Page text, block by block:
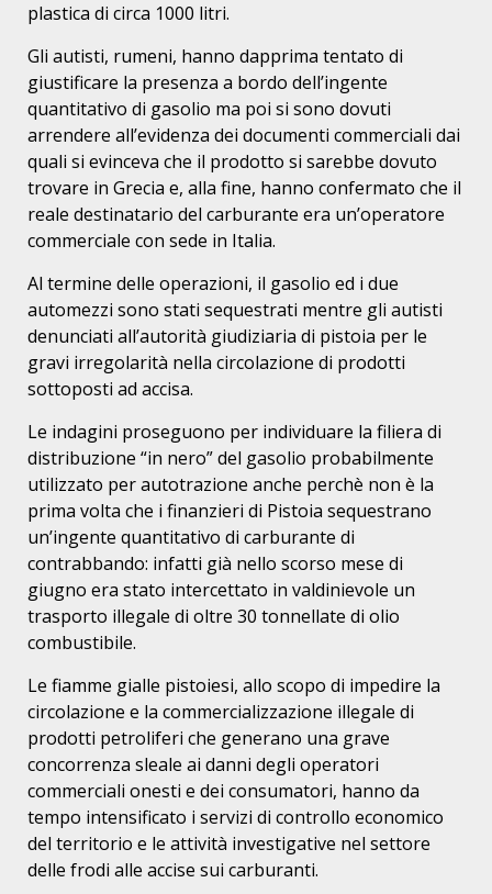
plastica di circa 1000 litri.
Gli autisti, rumeni, hanno dapprima tentato di
giustificare la presenza a bordo dell’ingente
quantitativo di gasolio ma poi si sono dovuti
arrendere all’evidenza dei documenti commerciali dai
quali si evinceva che il prodotto si sarebbe dovuto
trovare in Grecia e, alla fine, hanno confermato che il
reale destinatario del carburante era un’operatore
commerciale con sede in Italia.
Al termine delle operazioni, il gasolio ed i due
automezzi sono stati sequestrati mentre gli autisti
denunciati all’autorità giudiziaria di pistoia per le
gravi irregolarità nella circolazione di prodotti
sottoposti ad accisa.
Le indagini proseguono per individuare la filiera di
distribuzione “in nero” del gasolio probabilmente
utilizzato per autotrazione anche perchè non è la
prima volta che i finanzieri di Pistoia sequestrano
un’ingente quantitativo di carburante di
contrabbando: infatti già nello scorso mese di
giugno era stato intercettato in valdinievole un
trasporto illegale di oltre 30 tonnellate di olio
combustibile.
Le fiamme gialle pistoiesi, allo scopo di impedire la
circolazione e la commercializzazione illegale di
prodotti petroliferi che generano una grave
concorrenza sleale ai danni degli operatori
commerciali onesti e dei consumatori, hanno da
tempo intensificato i servizi di controllo economico
del territorio e le attività investigative nel settore
delle frodi alle accise sui carburanti.